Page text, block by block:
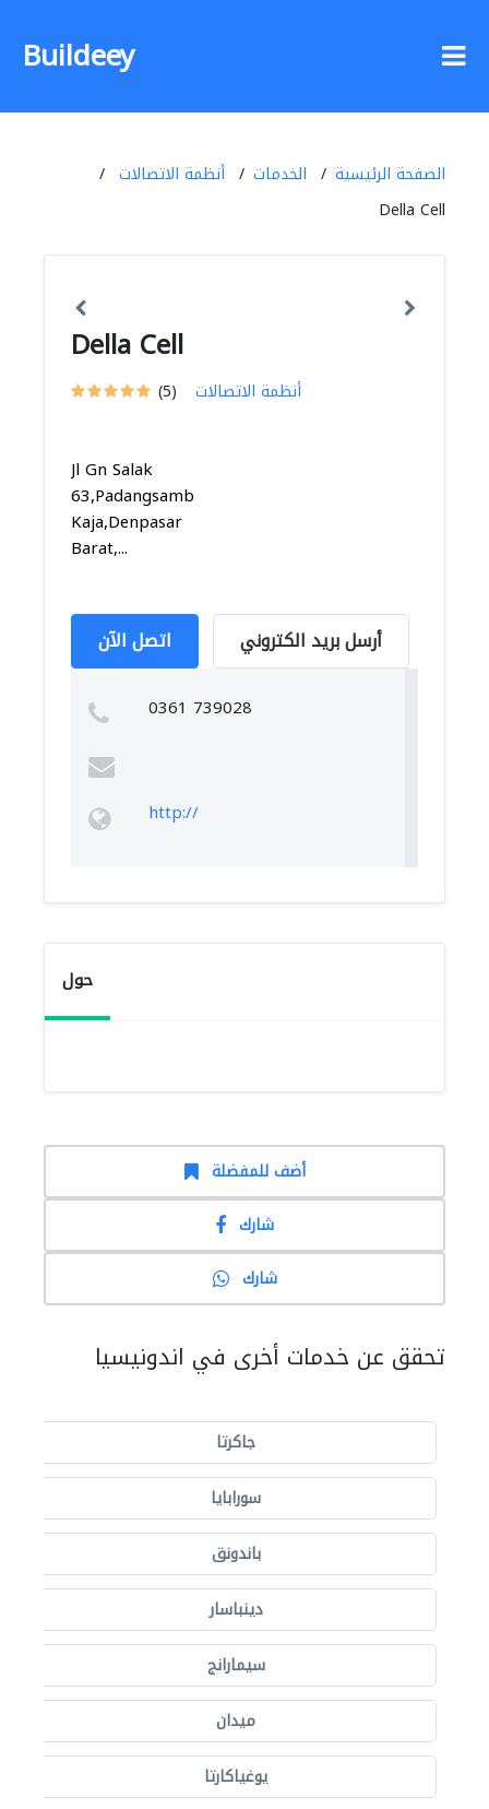
Buildeey
الصفحة الرئيسية الخدمات
أنظمة الاتصالات
Della Cell
Della Cell
(5) أنظمة الاتصالات
Jl Gn Salak
63,Padangsambian
Kaja,Denpasar
Barat,...
اتصل الآن أرسل بريد الكتروني
0361 739028
http://
حول
أضف للمفضلة
شارك
شارك
تحقق عن خدمات أخرى في اندونيسيا
جاكرتا
سورابايا
باندونق
دينباسار
سيمارانج
ميدان
يوغياكارتا